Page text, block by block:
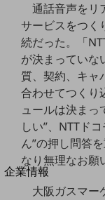
モバイル・ICTサービスを
相談・申し込みができる
法人向けモバイルトッ
はじめての方へ
サービス・商品を探す
新規会員登録/ログイ
100回線以上のお問い
別ウィンドウで開き
企業情報
企業情報TOP
通話音声をリ
サービスをつく
続だった。「
が決まっていな
質、契約、キャ
合わせてつくり
ュールは決まっ
しい”、NTTド
ん”の押し問答
なり無理なお願
大阪ガスマー